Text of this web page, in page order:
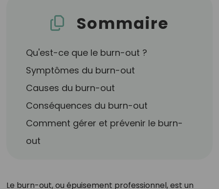
Sommaire
Qu'est-ce que le burn-out ?
Symptômes du burn-out
Causes du burn-out
Conséquences du burn-out
Comment gérer et prévenir le burn-
out
Le burn-out, ou épuisement professionnel, est un